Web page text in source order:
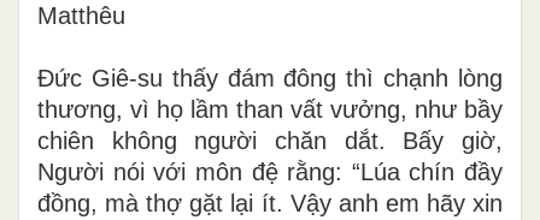
Matthêu
Đức Giê-su thấy đám đông thì chạnh lòng
thương, vì họ lầm than vất vưởng, như bầy
chiên không người chăn dắt. Bấy giờ,
Người nói với môn đệ rằng: “Lúa chín đầy
đồng, mà thợ gặt lại ít. Vậy anh em hãy xin